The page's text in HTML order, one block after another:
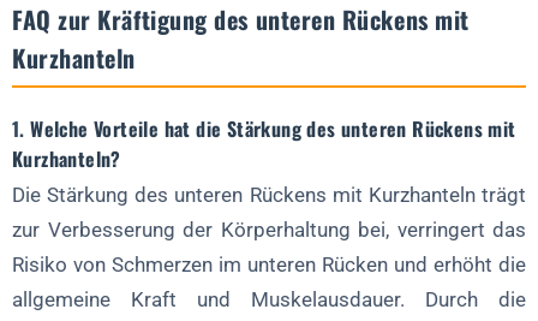
FAQ zur Kräftigung des unteren Rückens mit
Kurzhanteln
1.Welche Vorteile hat die Stärkung des unteren Rückens mit
Kurzhanteln?
Die Stärkung des unteren Rückens mit Kurzhanteln trägt
zur Verbesserung der Körperhaltung bei, verringert das
Risiko von Schmerzen im unteren Rücken und erhöht die
allgemeine Kraft und Muskelausdauer. Durch die